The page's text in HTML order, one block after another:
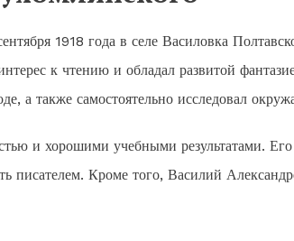
1918 года в селе Василовка
к чтению и обладал развитой
а также самостоятельно исследовал
и хорошими учебными результатами. Его
писателем. Кроме того, Василий